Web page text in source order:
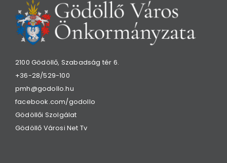
2100 Gödöllő, Szabadság tér 6.
+36-28/529-100
pmh@godollo.hu
facebook.com/godollo
Gödöllői Szolgálat
Gödöllő Városi Net Tv